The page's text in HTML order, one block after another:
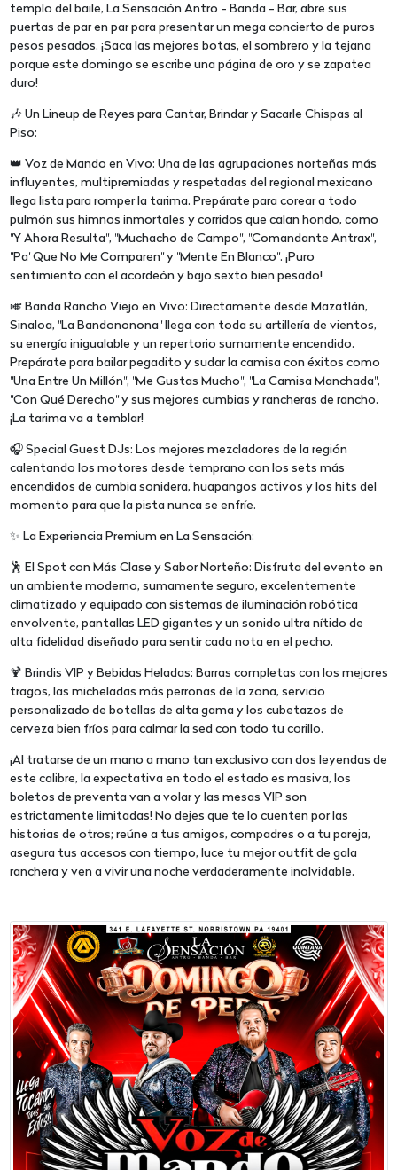
templo del baile, La Sensación Antro - Banda - Bar, abre sus
puertas de par en par para presentar un mega concierto de puros
pesos pesados. ¡Saca las mejores botas, el sombrero y la tejana
porque este domingo se escribe una página de oro y se zapatea
duro!
🎶 Un Lineup de Reyes para Cantar, Brindar y Sacarle Chispas al
Piso:
👑 Voz de Mando en Vivo: Una de las agrupaciones norteñas más
influyentes, multipremiadas y respetadas del regional mexicano
llega lista para romper la tarima. Prepárate para corear a todo
pulmón sus himnos inmortales y corridos que calan hondo, como
"Y Ahora Resulta", "Muchacho de Campo", "Comandante Antrax",
"Pa' Que No Me Comparen" y "Mente En Blanco". ¡Puro
sentimiento con el acordeón y bajo sexto bien pesado!
🎺 Banda Rancho Viejo en Vivo: Directamente desde Mazatlán,
Sinaloa, "La Bandononona" llega con toda su artillería de vientos,
su energía inigualable y un repertorio sumamente encendido.
Prepárate para bailar pegadito y sudar la camisa con éxitos como
"Una Entre Un Millón", "Me Gustas Mucho", "La Camisa Manchada",
"Con Qué Derecho" y sus mejores cumbias y rancheras de rancho.
¡La tarima va a temblar!
🎧 Special Guest DJs: Los mejores mezcladores de la región
calentando los motores desde temprano con los sets más
encendidos de cumbia sonidera, huapangos activos y los hits del
momento para que la pista nunca se enfríe.
✨ La Experiencia Premium en La Sensación:
🕺 El Spot con Más Clase y Sabor Norteño: Disfruta del evento en
un ambiente moderno, sumamente seguro, excelentemente
climatizado y equipado con sistemas de iluminación robótica
envolvente, pantallas LED gigantes y un sonido ultra nítido de
alta fidelidad diseñado para sentir cada nota en el pecho.
🍹 Brindis VIP y Bebidas Heladas: Barras completas con los mejores
tragos, las micheladas más perronas de la zona, servicio
personalizado de botellas de alta gama y los cubetazos de
cerveza bien fríos para calmar la sed con todo tu corillo.
¡Al tratarse de un mano a mano tan exclusivo con dos leyendas de
este calibre, la expectativa en todo el estado es masiva, los
boletos de preventa van a volar y las mesas VIP son
estrictamente limitadas! No dejes que te lo cuenten por las
historias de otros; reúne a tus amigos, compadres o a tu pareja,
asegura tus accesos con tiempo, luce tu mejor outfit de gala
ranchera y ven a vivir una noche verdaderamente inolvidable.